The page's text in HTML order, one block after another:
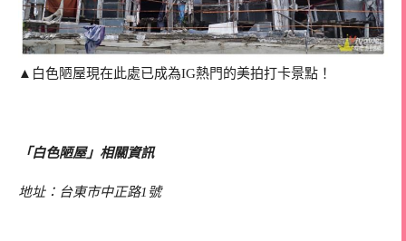
▲白色陋屋現在此處已成為IG熱門的美拍打卡景點！
「白色陋屋」相關資訊
地址：台東市中正路1號